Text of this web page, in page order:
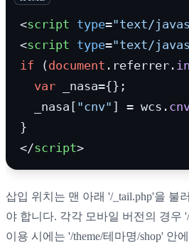
<script type="text/
<script type="text/
if (document . referrer .
var _nasa={};
_nasa[ "cnv" ] = wcs.
</script>
삽입 위치는 맨 아래 '/_tail.php'을 불
야 합니다. 각각 모바일 버전의 경우
이용 시에는 '/theme/테마명/shop' 안